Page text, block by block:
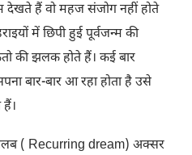
हैं वो महज संजोग नहीं होते
में छिपी हुई पूर्वजन्म की
की झलक होते हैं। कई बार
बार-बार आ रहा होता है उसे
( Recurring dream) अक्सर